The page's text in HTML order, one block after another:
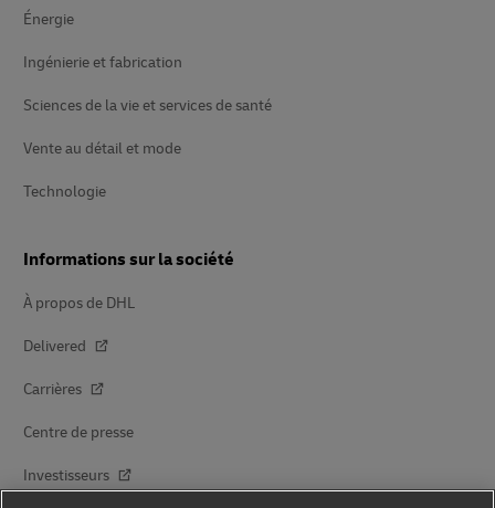
Énergie
Ingénierie et fabrication
Sciences de la vie et services de santé
Vente au détail et mode
Technologie
Informations sur la société
À propos de DHL
Delivered
Carrières
Centre de presse
Investisseurs